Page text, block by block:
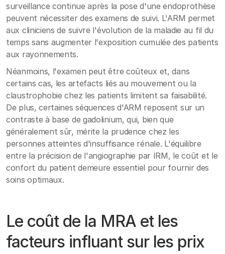
surveillance continue après la pose d'une endoprothèse
peuvent nécessiter des examens de suivi. L'ARM permet
aux cliniciens de suivre l'évolution de la maladie au fil du
temps sans augmenter l'exposition cumulée des patients
aux rayonnements.
Néanmoins, l'examen peut être coûteux et, dans
certains cas, les artefacts liés au mouvement ou la
claustrophobie chez les patients limitent sa faisabilité.
De plus, certaines séquences d'ARM reposent sur un
contraste à base de gadolinium, qui, bien que
généralement sûr, mérite la prudence chez les
personnes atteintes d'insuffisance rénale. L'équilibre
entre la précision de l'angiographie par IRM, le coût et le
confort du patient demeure essentiel pour fournir des
soins optimaux.
Le coût de la MRA et les
facteurs influant sur les prix